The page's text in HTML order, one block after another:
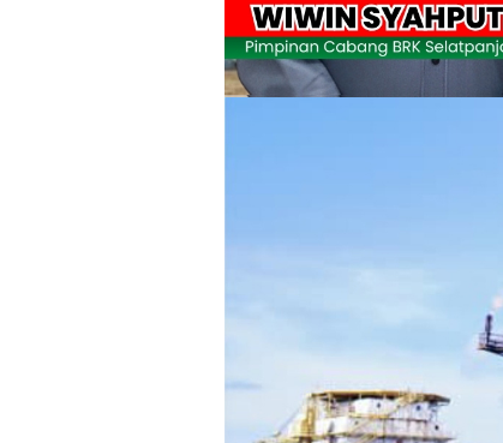
Saat Duka Menyelimuti Korban
Wabup Meranti Serahkan
Usut Skandal Lahan Ulayat Desa
Meranti 2026, 30 Putra-Putri
Pulihkan Konektivitas
Bupati Asmar Lepas 77
Polres Kepulauan Meranti Gelar